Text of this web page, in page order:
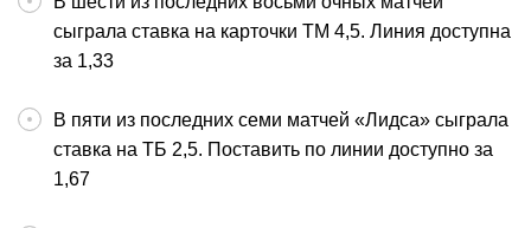
сыграла ставка на карточки ТМ 4,5. Линия доступна
за 1,33
В пяти из последних семи матчей «Лидса» сыграла
ставка на ТБ 2,5. Поставить по линии доступно за
1,67